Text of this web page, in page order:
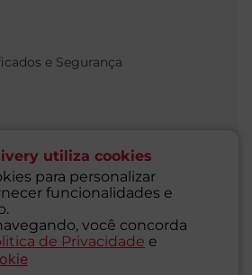
utiliza cookies
para personalizar
funcionalidades e
você concorda
de Privacidade e
e Segurança
OS DIREITOS RESERVADOS
Mambo Ltda.
46 - Inscrição Estadual: 116.827.781.117
- Vila Leopoldina - São Paulo - SP -